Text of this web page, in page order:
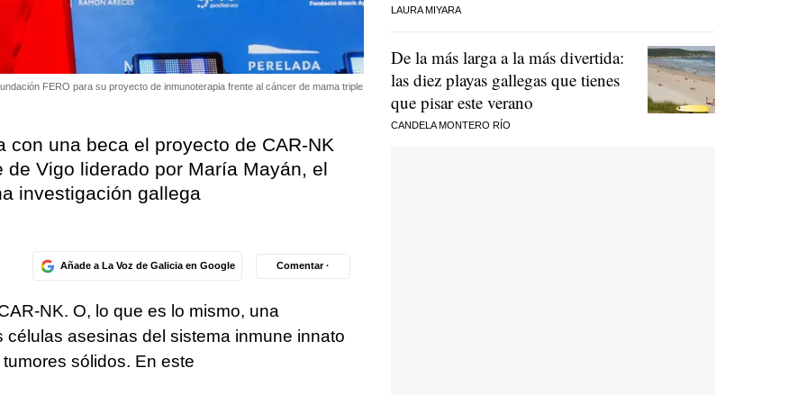
FERO para su proyecto de inmunoterapia frente al cáncer de mama triple
con una beca el proyecto de CAR-NK
Vigo liderado por María Mayán, el
investigación gallega
Añade a La Voz de Galicia en Google Comentar ·
NK. O, lo que es lo mismo, una
asesinas del sistema inmune innato
sólidos. En este
LAURA MIYARA
De la más larga a la más divertida:
las diez playas gallegas que tienes
que pisar este verano
CANDELA MONTERO RÍO